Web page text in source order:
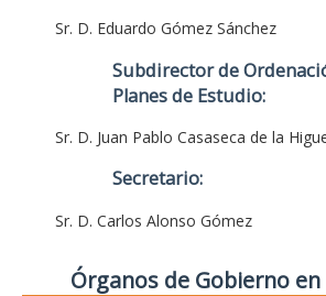
Sr. D. Eduardo Gómez Sánchez
Subdirector de
Planes de Estudio:
Sr. D. Juan Pablo Casaseca de la
Secretario:
Sr. D. Carlos Alonso Gómez
Órganos de Gobierno en